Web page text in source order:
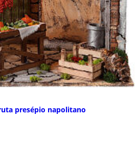
presépio napolitano